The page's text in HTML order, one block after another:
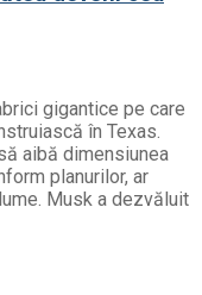
gigantice pe care
în Texas.
aibă dimensiunea
planurilor, ar
Musk a dezvăluit